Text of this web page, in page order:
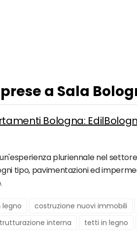
a Sala
Bologna:
pluriennale nel
tipo, pavimentazioni ed
legno costruzione nuovi immobili
interna tetti in legno